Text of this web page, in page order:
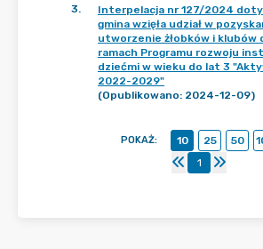
3.
Interpelacja nr 127/2024
gmina wzięła udział w
utworzenie żłobków i klubów
ramach Programu rozwoju
dziećmi w wieku do lat 3
2022-2029"
(Opublikowano: 2024-12-09)
POKAŻ: 10 25 50
1